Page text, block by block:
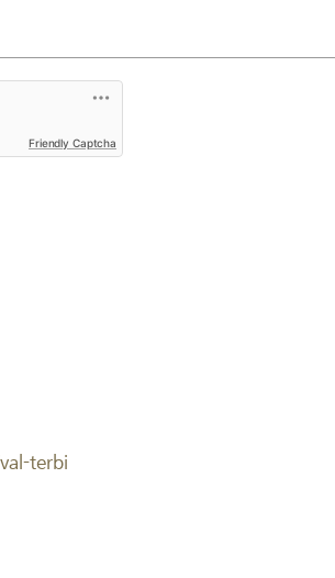
Friendly Captcha
terbi